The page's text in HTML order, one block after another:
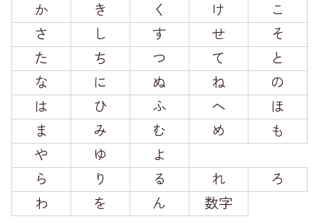
か
き く け
こ
さ
し す せ
そ
た
ち つ て
と
な
に ぬ ね
の
は
ひ ふ へ
ほ
ま
み む め
も
や
ゆ
よ
ら
り る れ
ろ
わ
を ん 数字